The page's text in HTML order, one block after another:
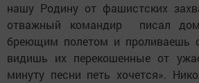
нашу Родину от фашистских
отважный командир писал
бреющим полетом и проливаешь
видишь их перекошенные от
минуту песни петь хочется».